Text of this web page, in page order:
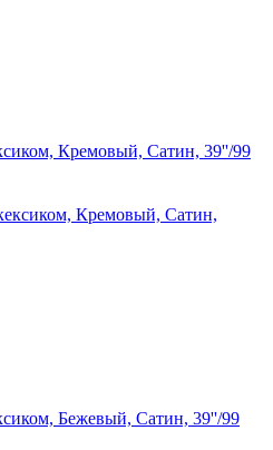
Кремовый, Сатин, 39''/99
Бежевый, Сатин, 39''/99